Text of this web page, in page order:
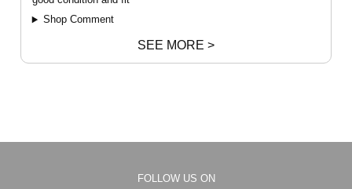
Shop Comment
SEE MORE >
FOLLOW US ON